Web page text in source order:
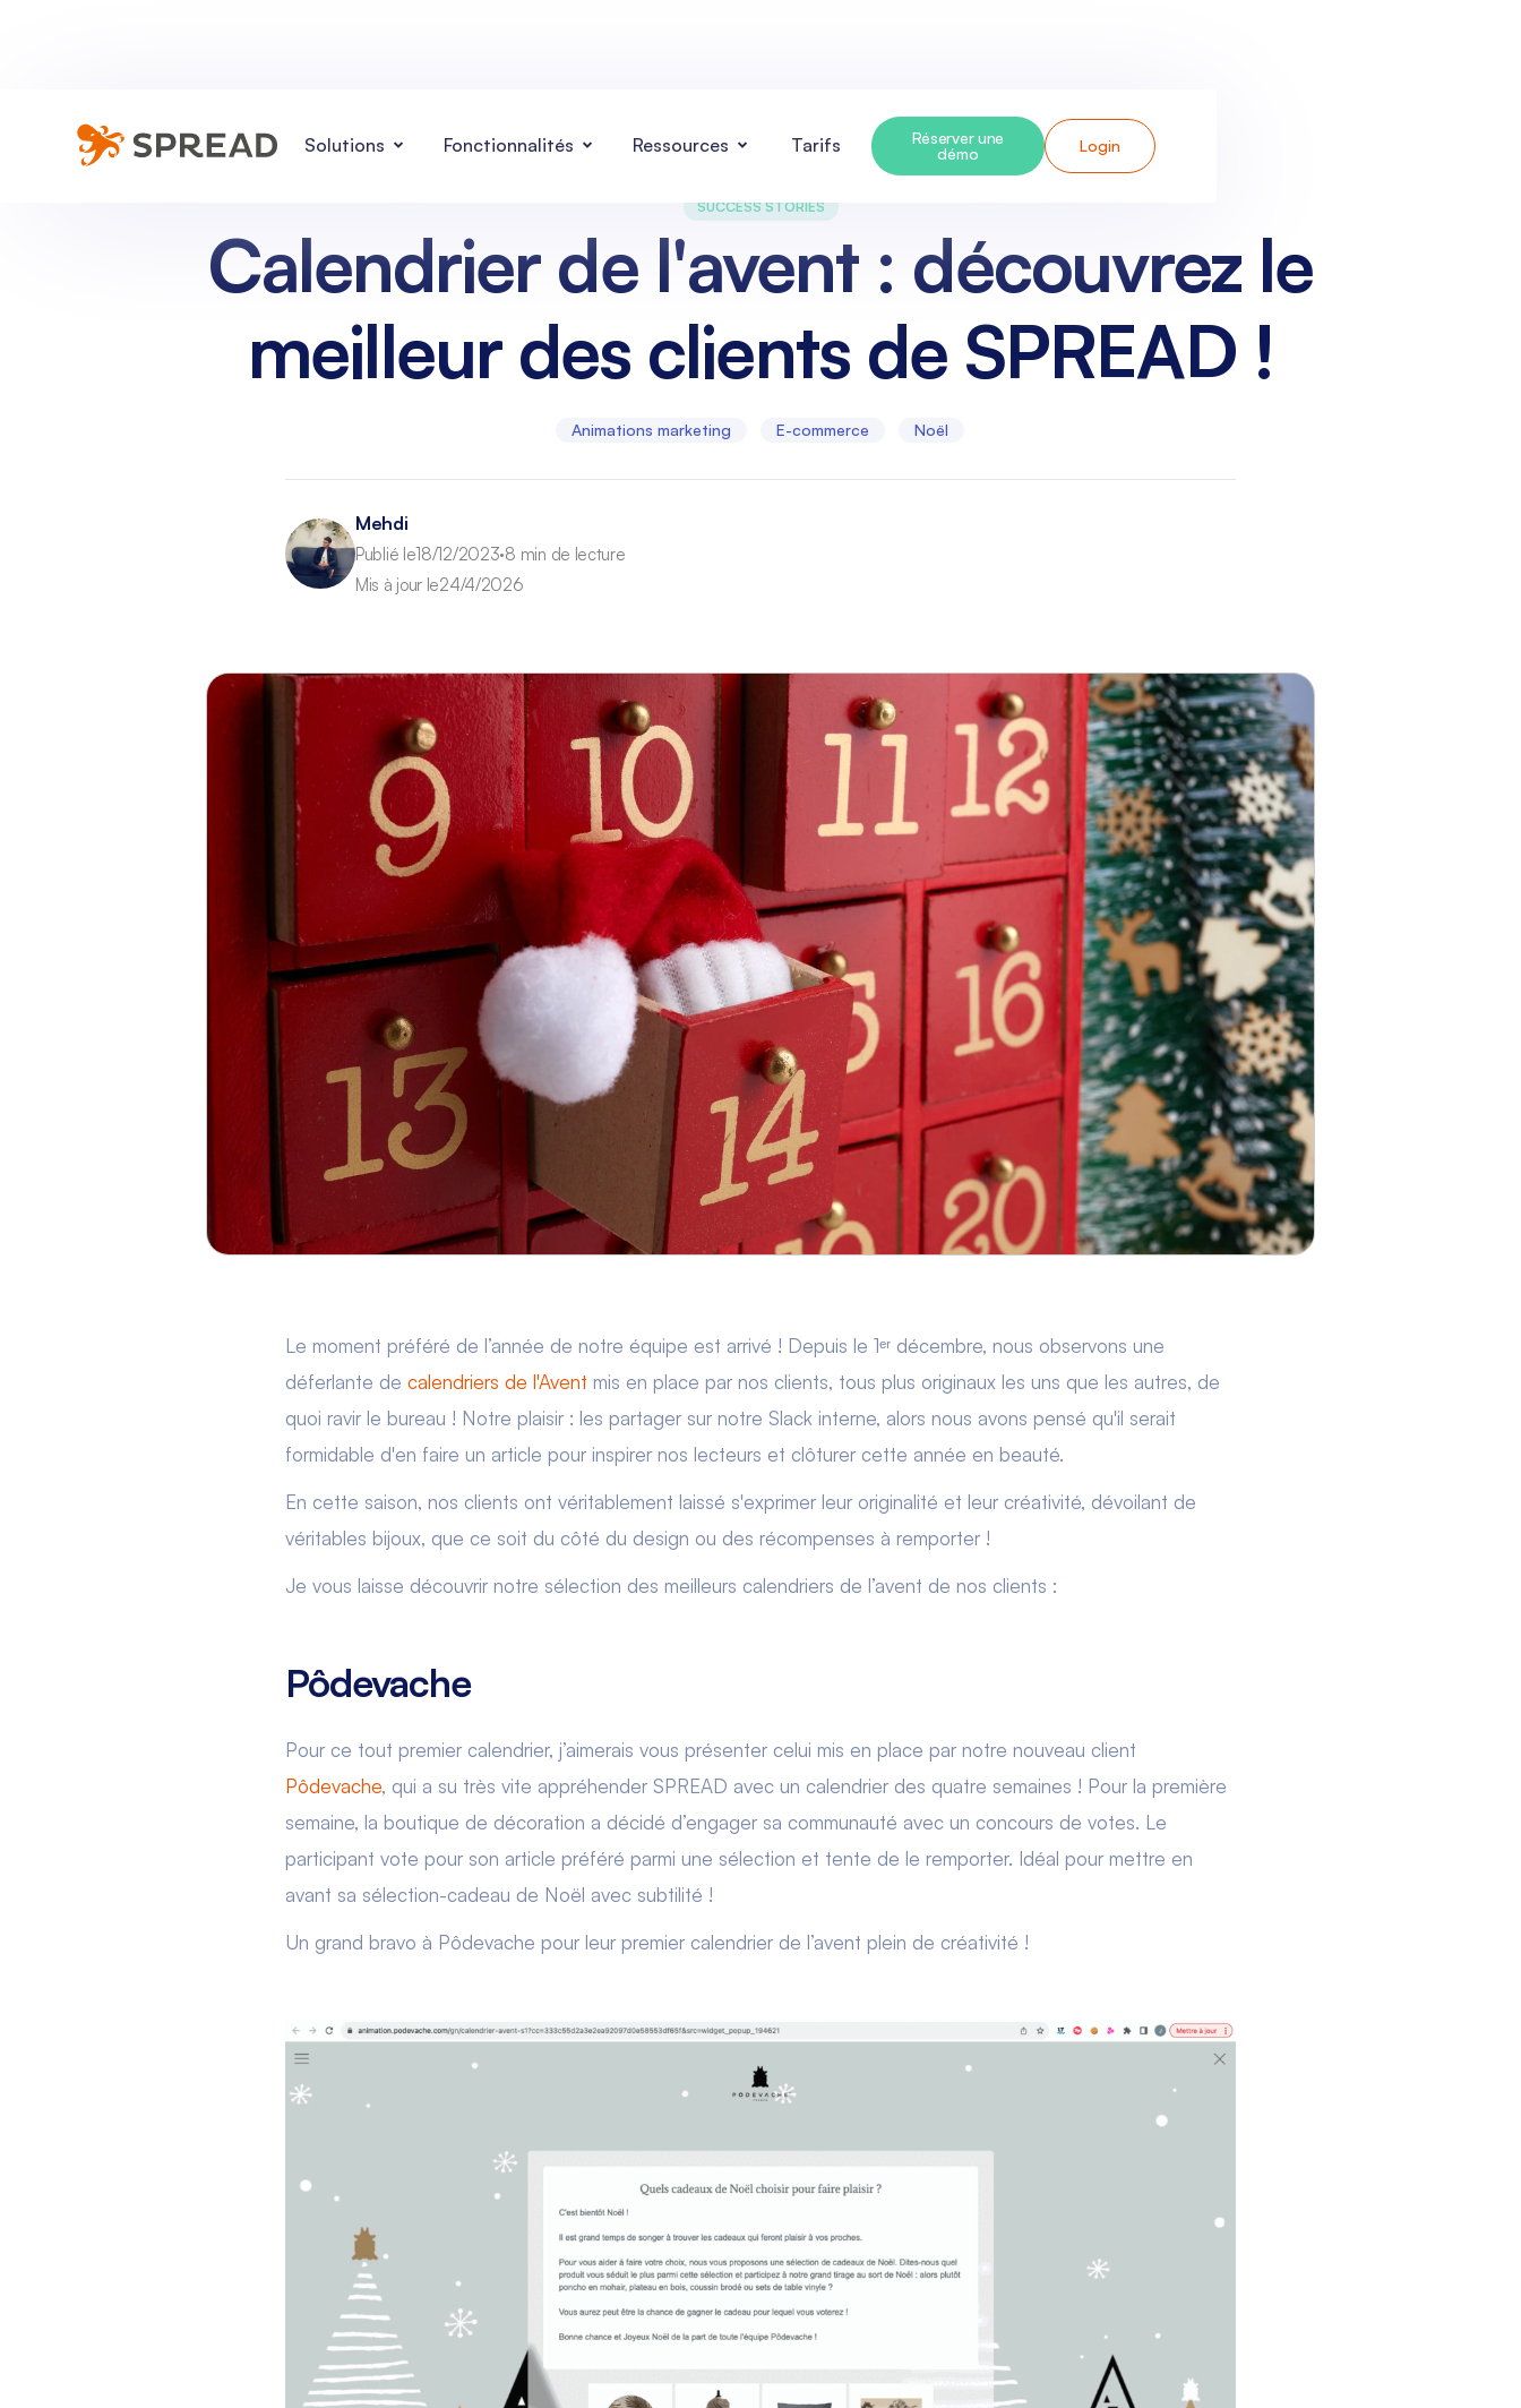
Solutions Fonctionnalités Ressources Tarifs
Réserver une
démo
Login
SUCCESS STORIES
Calendrier de l'avent : découvrez le
meilleur des clients de SPREAD !
Animations marketing E-commerce Noël
Mehdi
Publié le18/12/2023•8 min de lecture
Mis à jour le24/4/2026
Le moment préféré de l’année de notre équipe est arrivé ! Depuis le 1ᵉʳ décembre, nous observons une
déferlante de calendriers de l'Avent mis en place par nos clients, tous plus originaux les uns que les autres, de
quoi ravir le bureau ! Notre plaisir : les partager sur notre Slack interne, alors nous avons pensé qu'il serait
formidable d'en faire un article pour inspirer nos lecteurs et clôturer cette année en beauté.
En cette saison, nos clients ont véritablement laissé s'exprimer leur originalité et leur créativité, dévoilant de
véritables bijoux, que ce soit du côté du design ou des récompenses à remporter !
Je vous laisse découvrir notre sélection des meilleurs calendriers de l’avent de nos clients :
Pôdevache
Pour ce tout premier calendrier, j’aimerais vous présenter celui mis en place par notre nouveau client
Pôdevache, qui a su très vite appréhender SPREAD avec un calendrier des quatre semaines ! Pour la première
semaine, la boutique de décoration a décidé d’engager sa communauté avec un concours de votes. Le
participant vote pour son article préféré parmi une sélection et tente de le remporter. Idéal pour mettre en
avant sa sélection-cadeau de Noël avec subtilité !
Un grand bravo à Pôdevache pour leur premier calendrier de l’avent plein de créativité !